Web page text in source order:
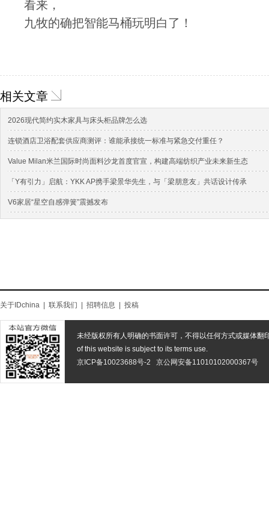
看来，
九牧的确把智能马桶玩明白了！
相关文章
2026现代简约实木家具与床头柜品牌怎么选
连锁酒店卫浴配套供应商测评：谁能承接统一标准与紧急交付重任？
Value Milan米兰国际时尚面料沙龙首度官宣，构建高端纺织产业未来新生态
「Y有引力」启航：YKK AP携手梁景华先生，与「梁朋意友」共话设计传承
V6家居“星空自感弹簧”震撼发布
关于IDchina | 联系我们 | 招聘信息 | 投稿
未经版权所有人明确的书面许可，不得以任何方式或媒体翻
of this website is subject to its terms use.
京ICP备10023688号-2
京公网安备11010102000367号